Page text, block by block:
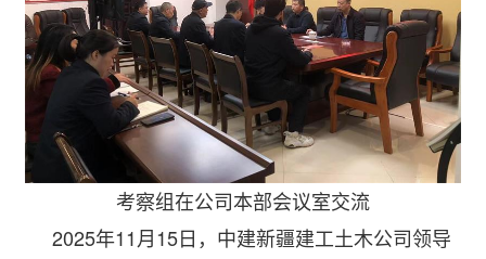
考察组在公司本部会议室交流
2025年11月15日，中建新疆建工土木公司领导